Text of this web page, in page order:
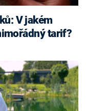
V jakém
tarif?